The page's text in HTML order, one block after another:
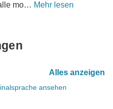
mo… Mehr lesen
Alles anzeigen
ansehen